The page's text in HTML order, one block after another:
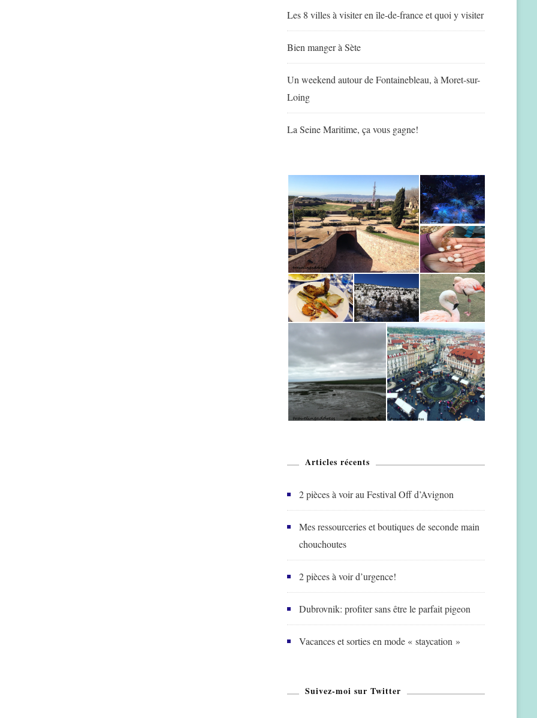
Les 8 villes à visiter en île-de-france et quoi y visiter
Bien manger à Sète
Un weekend autour de Fontainebleau, à Moret-sur-
Loing
La Seine Maritime, ça vous gagne!
Articles récents
2 pièces à voir au Festival Off d’Avignon
Mes ressourceries et boutiques de seconde main
chouchoutes
2 pièces à voir d’urgence!
Dubrovnik: profiter sans être le parfait pigeon
Vacances et sorties en mode « staycation »
Suivez-moi sur Twitter